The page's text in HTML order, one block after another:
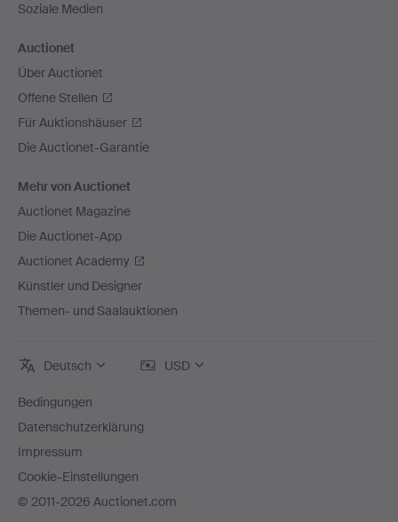
Soziale Medien
Auctionet
Über Auctionet
Offene Stellen
Für Auktionshäuser
Die Auctionet-Garantie
Mehr von Auctionet
Auctionet Magazine
Die Auctionet-App
Auctionet Academy
Künstler und Designer
Themen- und Saalauktionen
Deutsch USD
Bedingungen
Datenschutzerklärung
Impressum
Cookie-Einstellungen
© 2011-2026 Auctionet.com